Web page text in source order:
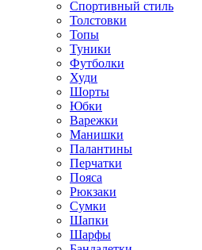
Спортивный стиль
Толстовки
Топы
Туники
Футболки
Худи
Шорты
Юбки
Варежки
Манишки
Палантины
Перчатки
Пояса
Рюкзаки
Сумки
Шапки
Шарфы